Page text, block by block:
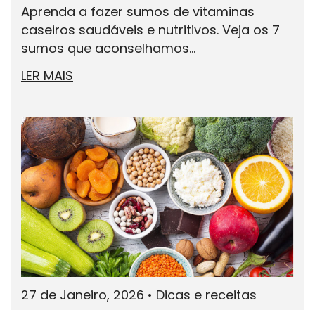
Aprenda a fazer sumos de vitaminas
caseiros saudáveis e nutritivos. Veja os 7
sumos que aconselhamos...
LER MAIS
27 de Janeiro, 2026 • Dicas e receitas